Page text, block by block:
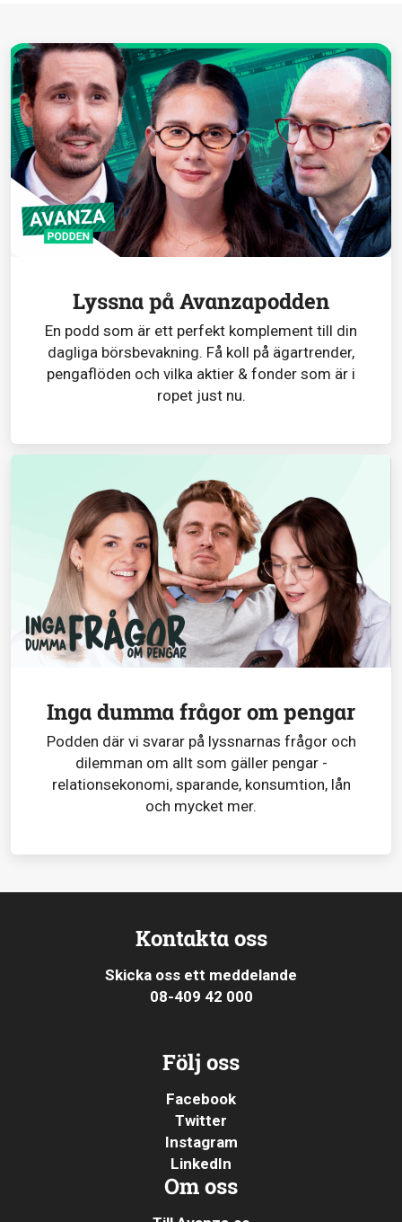
Lyssna på Avanzapodden
En podd som är ett perfekt komplement till din
dagliga börsbevakning. Få koll på ägartrender,
pengaflöden och vilka aktier & fonder som är i
ropet just nu.
Inga dumma frågor om pengar
Podden där vi svarar på lyssnarnas frågor och
dilemman om allt som gäller pengar -
relationsekonomi, sparande, konsumtion, lån
och mycket mer.
Kontakta oss
Skicka oss ett meddelande
08-409 42 000
Följ oss
Facebook
Twitter
Instagram
LinkedIn
Om oss